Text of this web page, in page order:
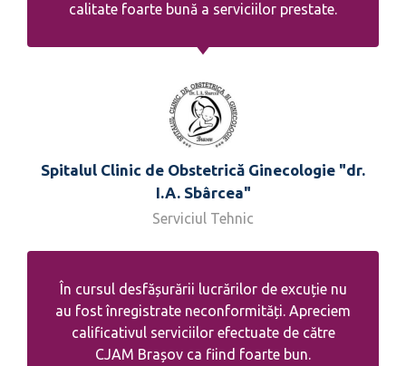
calitate foarte bună a serviciilor prestate.
Spitalul Clinic de Obstetrică Ginecologie "dr.
I.A. Sbârcea"
Serviciul Tehnic
În cursul desfășurării lucrărilor de excuție nu
au fost înregistrate neconformități. Apreciem
calificativul serviciilor efectuate de către
CJAM Brașov ca fiind foarte bun.